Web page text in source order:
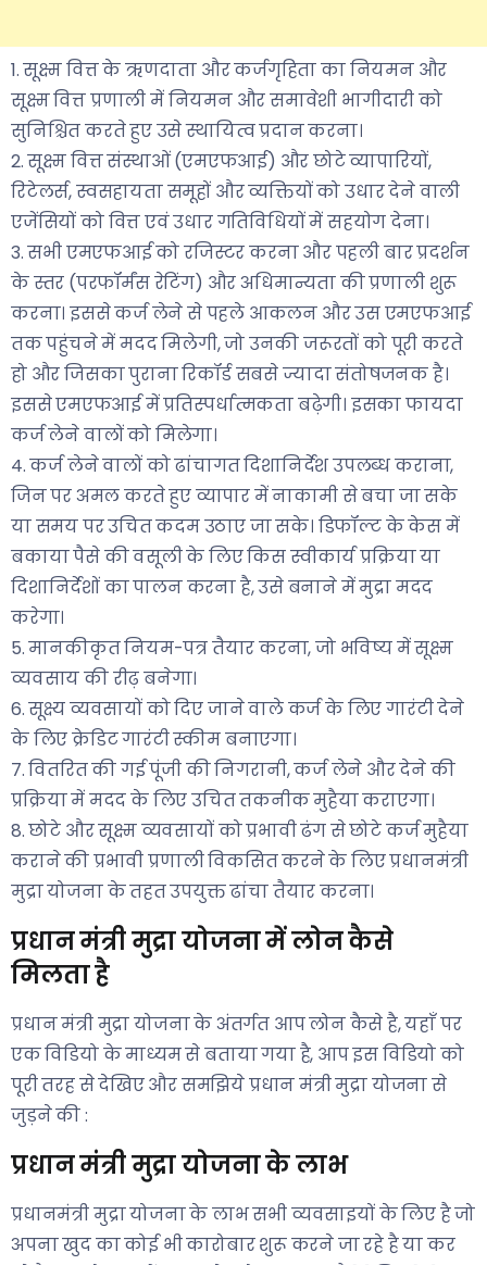
1. सूक्ष्म वित्त के ऋणदाता और कर्जगृहिता का नियमन और
सूक्ष्म वित्त प्रणाली में नियमन और समावेशी भागीदारी को
सुनिश्चित करते हुए उसे स्थायित्व प्रदान करना।
2. सूक्ष्म वित्त संस्थाओं (एमएफआई) और छोटे व्यापारियों,
रिटेलर्स, स्वसहायता समूहों और व्यक्तियों को उधार देने वाली
एजेंसियों को वित्त एवं उधार गतिविधियों में सहयोग देना।
3. सभी एमएफआई को रजिस्टर करना और पहली बार प्रदर्शन
के स्तर (परफॉर्मंस रेटिंग) और अधिमान्यता की प्रणाली शुरू
करना। इससे कर्ज लेने से पहले आकलन और उस एमएफआई
तक पहुंचने में मदद मिलेगी, जो उनकी जरूरतों को पूरी करते
हो और जिसका पुराना रिकॉर्ड सबसे ज्यादा संतोषजनक है।
इससे एमएफआई में प्रतिस्पर्धात्मकता बढ़ेगी। इसका फायदा
कर्ज लेने वालों को मिलेगा।
4. कर्ज लेने वालों को ढांचागत दिशानिर्देश उपलब्ध कराना,
जिन पर अमल करते हुए व्यापार में नाकामी से बचा जा सके
या समय पर उचित कदम उठाए जा सके। डिफॉल्ट के केस में
बकाया पैसे की वसूली के लिए किस स्वीकार्य प्रक्रिया या
दिशानिर्देशों का पालन करना है, उसे बनाने में मुद्रा मदद
करेगा।
5. मानकीकृत नियम-पत्र तैयार करना, जो भविष्य में सूक्ष्म
व्यवसाय की रीढ़ बनेगा।
6. सूक्ष्य व्यवसायों को दिए जाने वाले कर्ज के लिए गारंटी देने
के लिए क्रेडिट गारंटी स्कीम बनाएगा।
7. वितरित की गई पूंजी की निगरानी, कर्ज लेने और देने की
प्रक्रिया में मदद के लिए उचित तकनीक मुहैया कराएगा।
8. छोटे और सूक्ष्म व्यवसायों को प्रभावी ढंग से छोटे कर्ज मुहैया
कराने की प्रभावी प्रणाली विकसित करने के लिए प्रधानमंत्री
मुद्रा योजना के तहत उपयुक्त ढांचा तैयार करना।
प्रधान मंत्री मुद्रा योजना में लोन कैसे
मिलता है
प्रधान मंत्री मुद्रा योजना के अंतर्गत आप लोन कैसे है, यहाँ पर
एक विडियो के माध्यम से बताया गया है, आप इस विडियो को
पूरी तरह से देखिए और समझिये प्रधान मंत्री मुद्रा योजना से
जुड़ने की :
प्रधान मंत्री मुद्रा योजना के लाभ
प्रधानमंत्री मुद्रा योजना के लाभ सभी व्यवसाइयों के लिए है जो
अपना खुद का कोई भी कारोबार शुरू करने जा रहे है या कर